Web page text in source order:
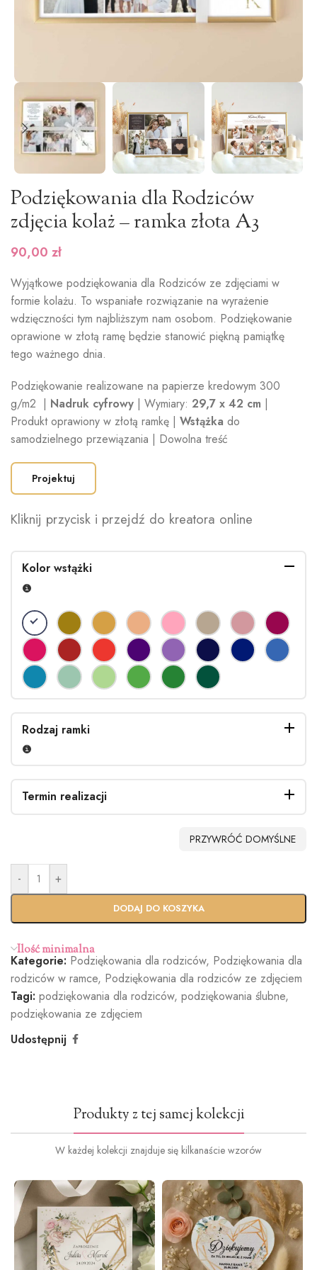
Podziękowania dla Rodziców
zdjęcia kolaż – ramka złota A3
90,00 zł
Wyjątkowe podziękowania dla Rodziców ze zdjęciami w
formie kolażu. To wspaniałe rozwiązanie na wyrażenie
wdzięczności tym najbliższym nam osobom. Podziękowanie
oprawione w złotą ramę będzie stanowić piękną pamiątkę
tego ważnego dnia.
Podziękowanie realizowane na papierze kredowym 300
g/m2 | Nadruk cyfrowy | Wymiary: 29,7 x 42 cm |
Produkt oprawiony w złotą ramkę | Wstążka do
samodzielnego przewiązania | Dowolna treść
Projektuj
Kliknij przycisk i przejdź do kreatora online
Kolor wstążki
Rodzaj ramki
ranty) R1
Złota
Biała
Termin realizacji
Standardo
Ekspres
(+100zł)
PRZYWRÓĆ DOMYŚLNE
- +
DODAJ DO KOSZYKA
Ilość minimalna
Kategorie: Podziękowania dla rodziców, Podziękowania dla
rodziców w ramce, Podziękowania dla rodziców ze zdjęciem
Tagi: podziękowania dla rodziców, podziękowania ślubne,
podziękowania ze zdjęciem
Udostępnij
Produkty z tej samej kolekcji
W każdej kolekcji znajduje się kilkanaście wzorów